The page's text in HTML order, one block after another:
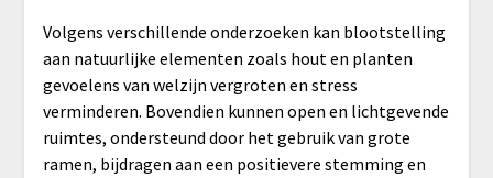
Volgens verschillende onderzoeken kan blootstelling
aan natuurlijke elementen zoals hout en planten
gevoelens van welzijn vergroten en stress
verminderen. Bovendien kunnen open en lichtgevende
ruimtes, ondersteund door het gebruik van grote
ramen, bijdragen aan een positievere stemming en